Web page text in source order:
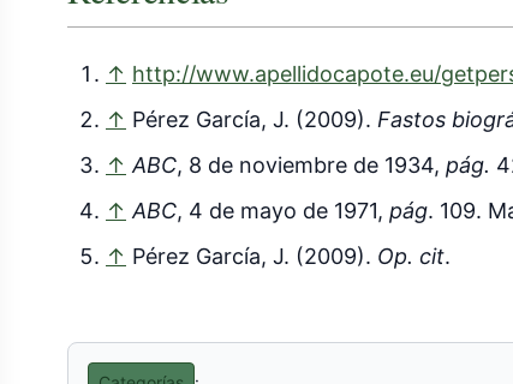
↑ http://www.apellidocapote.eu/
↑ Pérez García, J. (2009). Fastos
↑ ABC, 8 de noviembre de 1934, pág.
↑ ABC, 4 de mayo de 1971, pág. 109.
↑ Pérez García, J. (2009). Op. cit.